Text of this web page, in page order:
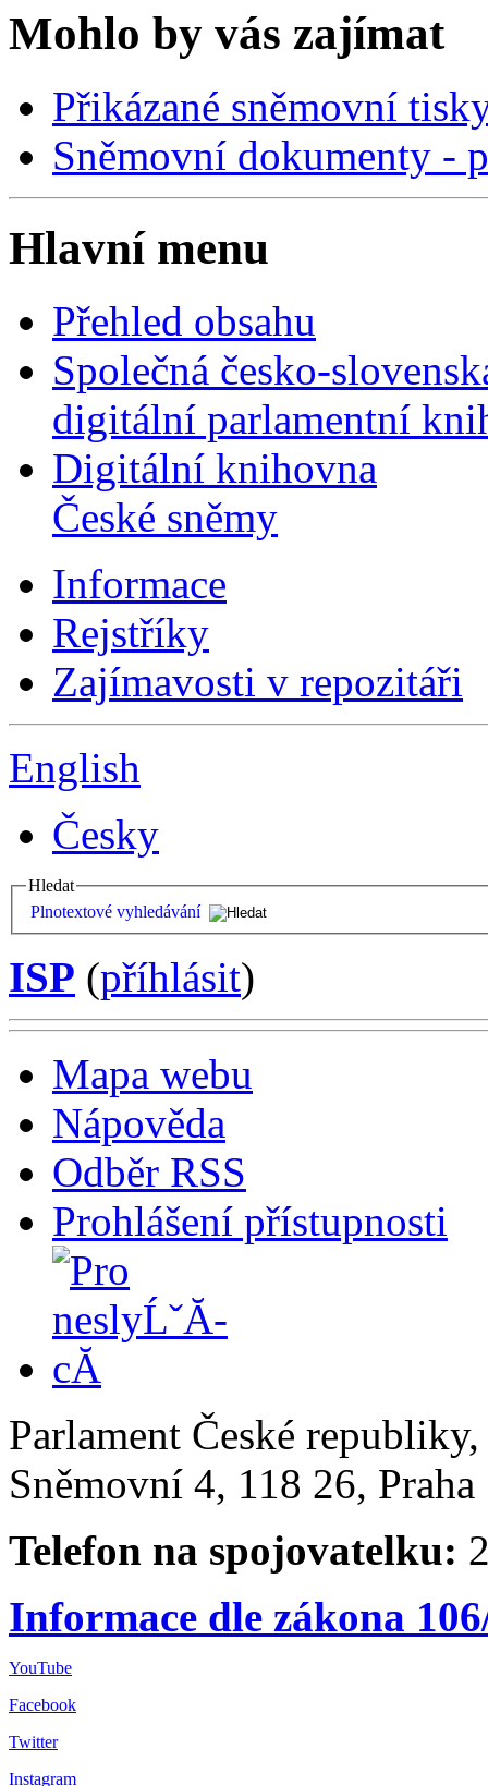
Mohlo by vás zajímat
Přikázané sněmovní
Sněmovní dokumenty -
Hlavní menu
Přehled obsahu
Společná česko-
digitální parlamentní
Digitální knihovna
České sněmy
Informace
Rejstříky
Zajímavosti v repozitáři
English
Česky
Hledat
Plnotextové vyhledávání
ISP (příhlásit)
Mapa webu
Nápověda
Odběr RSS
Prohlášení přístupnosti
Parlament České
Sněmovní 4, 118 26,
Telefon na spojovatelku:
Informace dle zákona
YouTube
Facebook
Twitter
Instagram